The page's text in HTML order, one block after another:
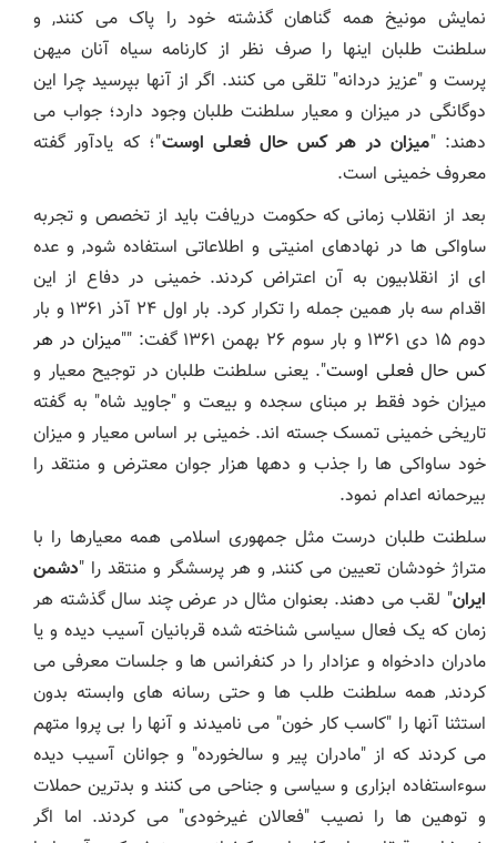
نمایش مونیخ همه گناهان گذشته خود را پاک می کنند, و
سلطنت طلبان اینها را صرف نظر از کارنامه سیاه آنان میهن
پرست و "عزیز دردانه" تلقی می کنند. اگر از آنها بپرسید چرا این
دوگانگی در میزان و معیار سلطنت طلبان وجود دارد؛ جواب می
دهند: "میزان در هر کس حال فعلی اوست"؛ که یادآور گفته
معروف خمینی است.
بعد از انقلاب زمانی که حکومت دریافت باید از تخصص و تجربه
ساواکی ها در نهادهای امنیتی و اطلاعاتی استفاده شود, و عده
ای از انقلابیون به آن اعتراض کردند. خمینی در دفاع از این
اقدام سه بار همین جمله را تکرار کرد. بار اول ۲۴ آذر ۱۳۶۱ و بار
دوم ۱۵ دی ۱۳۶۱ و بار سوم ۲۶ بهمن ۱۳۶۱ گفت: ""
میزان در هر
کس حال فعلی اوست". یعنی سلطنت طلبان در توجیح معیار و
میزان خود فقط بر مبنای سجده و بیعت و "جاوید شاه" به گفته
تاریخی خمینی تمسک جسته اند. خمینی بر اساس معیار و میزان
خود ساواکی ها را جذب و دهها هزار جوان معترض و منتقد را
بیرحمانه اعدام نمود.
سلطنت طلبان درست مثل جمهوری اسلامی همه معیارها را با
متراژ خودشان تعیین می کنند, و هر پرسشگر و منتقد را "دشمن
ایران" لقب می دهند. بعنوان مثال در عرض چند سال گذشته هر
زمان که یک فعال سیاسی شناخته شده قربانیان آسیب دیده و یا
مادران دادخواه و عزادار را در کنفرانس ها و جلسات معرفی می
کردند, همه سلطنت طلب ها و حتی رسانه های وابسته بدون
استثنا آنها را "کاسب کار خون" می نامیدند و آنها را بی پروا متهم
می کردند که از "مادران پیر و سالخورده" و جوانان آسیب دیده
سوءاستفاده ابزاری و سیاسی و جناحی می کنند و بدترین حملات
و توهین ها را نصیب "فعالان غیرخودی" می کردند. اما اگر